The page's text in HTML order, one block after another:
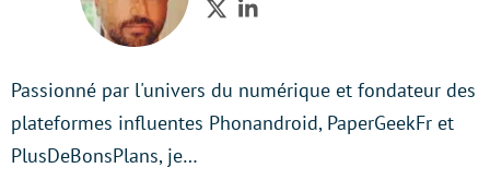
TwitterLinkedIn
Passionné par l'univers du numérique et fondateur des
plateformes influentes Phonandroid, PaperGeekFr et
PlusDeBonsPlans, je…